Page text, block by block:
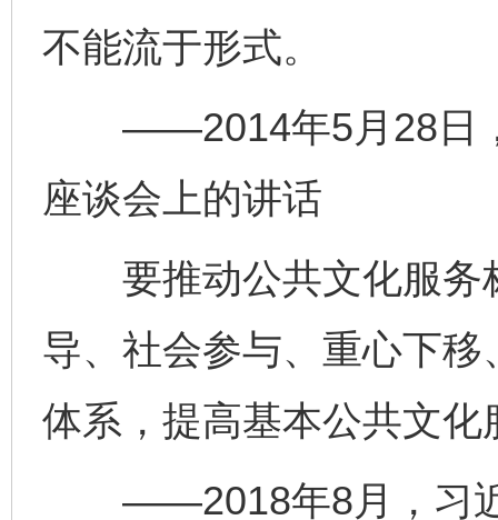
不能流于形式。
——2014年5月28日，
座谈会上的讲话
要推动公共文化服务
导、社会参与、重心下
体系，提高基本公共文
——2018年8月，习近